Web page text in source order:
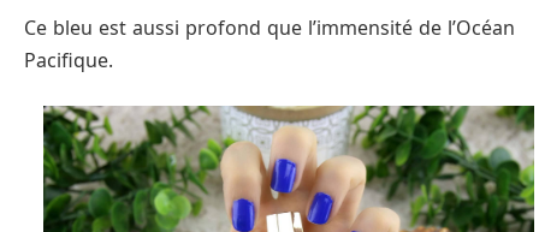
Ce bleu est aussi profond que l’immensité de l’Océan
Pacifique.